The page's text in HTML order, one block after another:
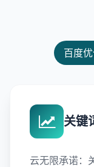
百度
关键
云无限承诺：